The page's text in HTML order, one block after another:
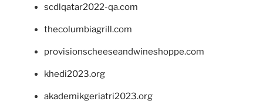
scdlqatar2022-qa.com
thecolumbiagrill.com
provisionscheeseandwineshoppe.com
khedi2023.org
akademikgeriatri2023.org